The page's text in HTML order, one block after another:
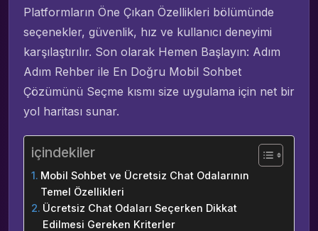
Platformların Öne Çıkan Özellikleri bölümünde
seçenekler, güvenlik, hız ve kullanıcı deneyimi
karşılaştırılır. Son olarak Hemen Başlayın: Adım
Adım Rehber ile En Doğru Mobil Sohbet
Çözümünü Seçme kısmı size uygulama için net bir
yol haritası sunar.
içindekiler
Mobil Sohbet ve Ücretsiz Chat Odalarının
Temel Özellikleri
Ücretsiz Chat Odaları Seçerken Dikkat
Edilmesi Gereken Kriterler